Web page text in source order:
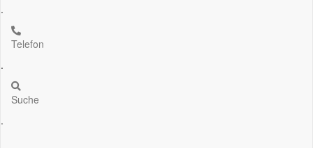
.
Telefon
.
Suche
.